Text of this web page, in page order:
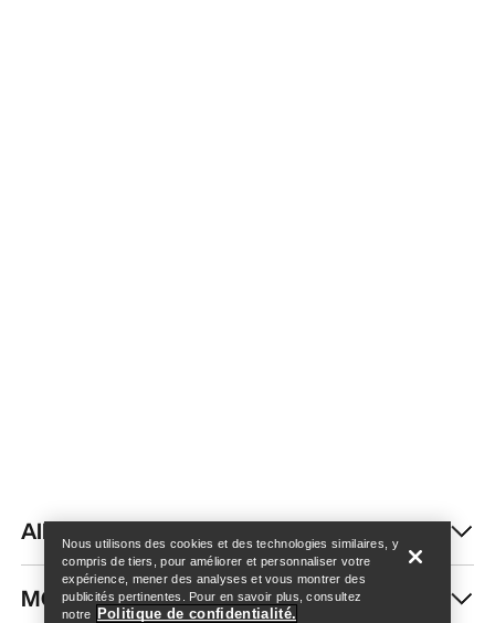
AIDE
MON COMPTE
Nous utilisons des cookies et des technologies similaires, y
compris de tiers, pour améliorer et personnaliser votre
expérience, mener des analyses et vous montrer des
publicités pertinentes. Pour en savoir plus, consultez
notre
Politique de confidentialité.